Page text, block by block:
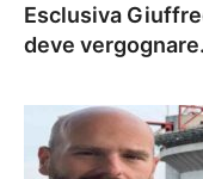
Esclusiva
deve